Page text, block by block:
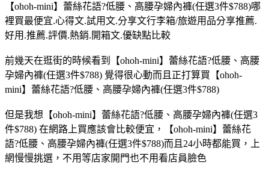
【ohoh-mini】蕾絲花語?低腰、高腰孕婦內褲(任選3件$788)哪
裡買最便宜.心得文.試用文.分享文行李箱/旅遊用品分享推薦.
好用.推薦.評價.熱銷.開箱文.優缺點比較
前幾天在逛街的時候看到【ohoh-mini】蕾絲花語?低腰、高腰
孕婦內褲(任選3件$788) 覺得很心動而且正打算買【ohoh-
mini】蕾絲花語?低腰、高腰孕婦內褲(任選3件$788)
但是我想【ohoh-mini】蕾絲花語?低腰、高腰孕婦內褲(任選3
件$788) 在網路上買應該會比較便宜，【ohoh-mini】蕾絲花
語?低腰、高腰孕婦內褲(任選3件$788)而且24小時都能買，上
網慢慢挑選，不用等店家開門也不用看店員臉色